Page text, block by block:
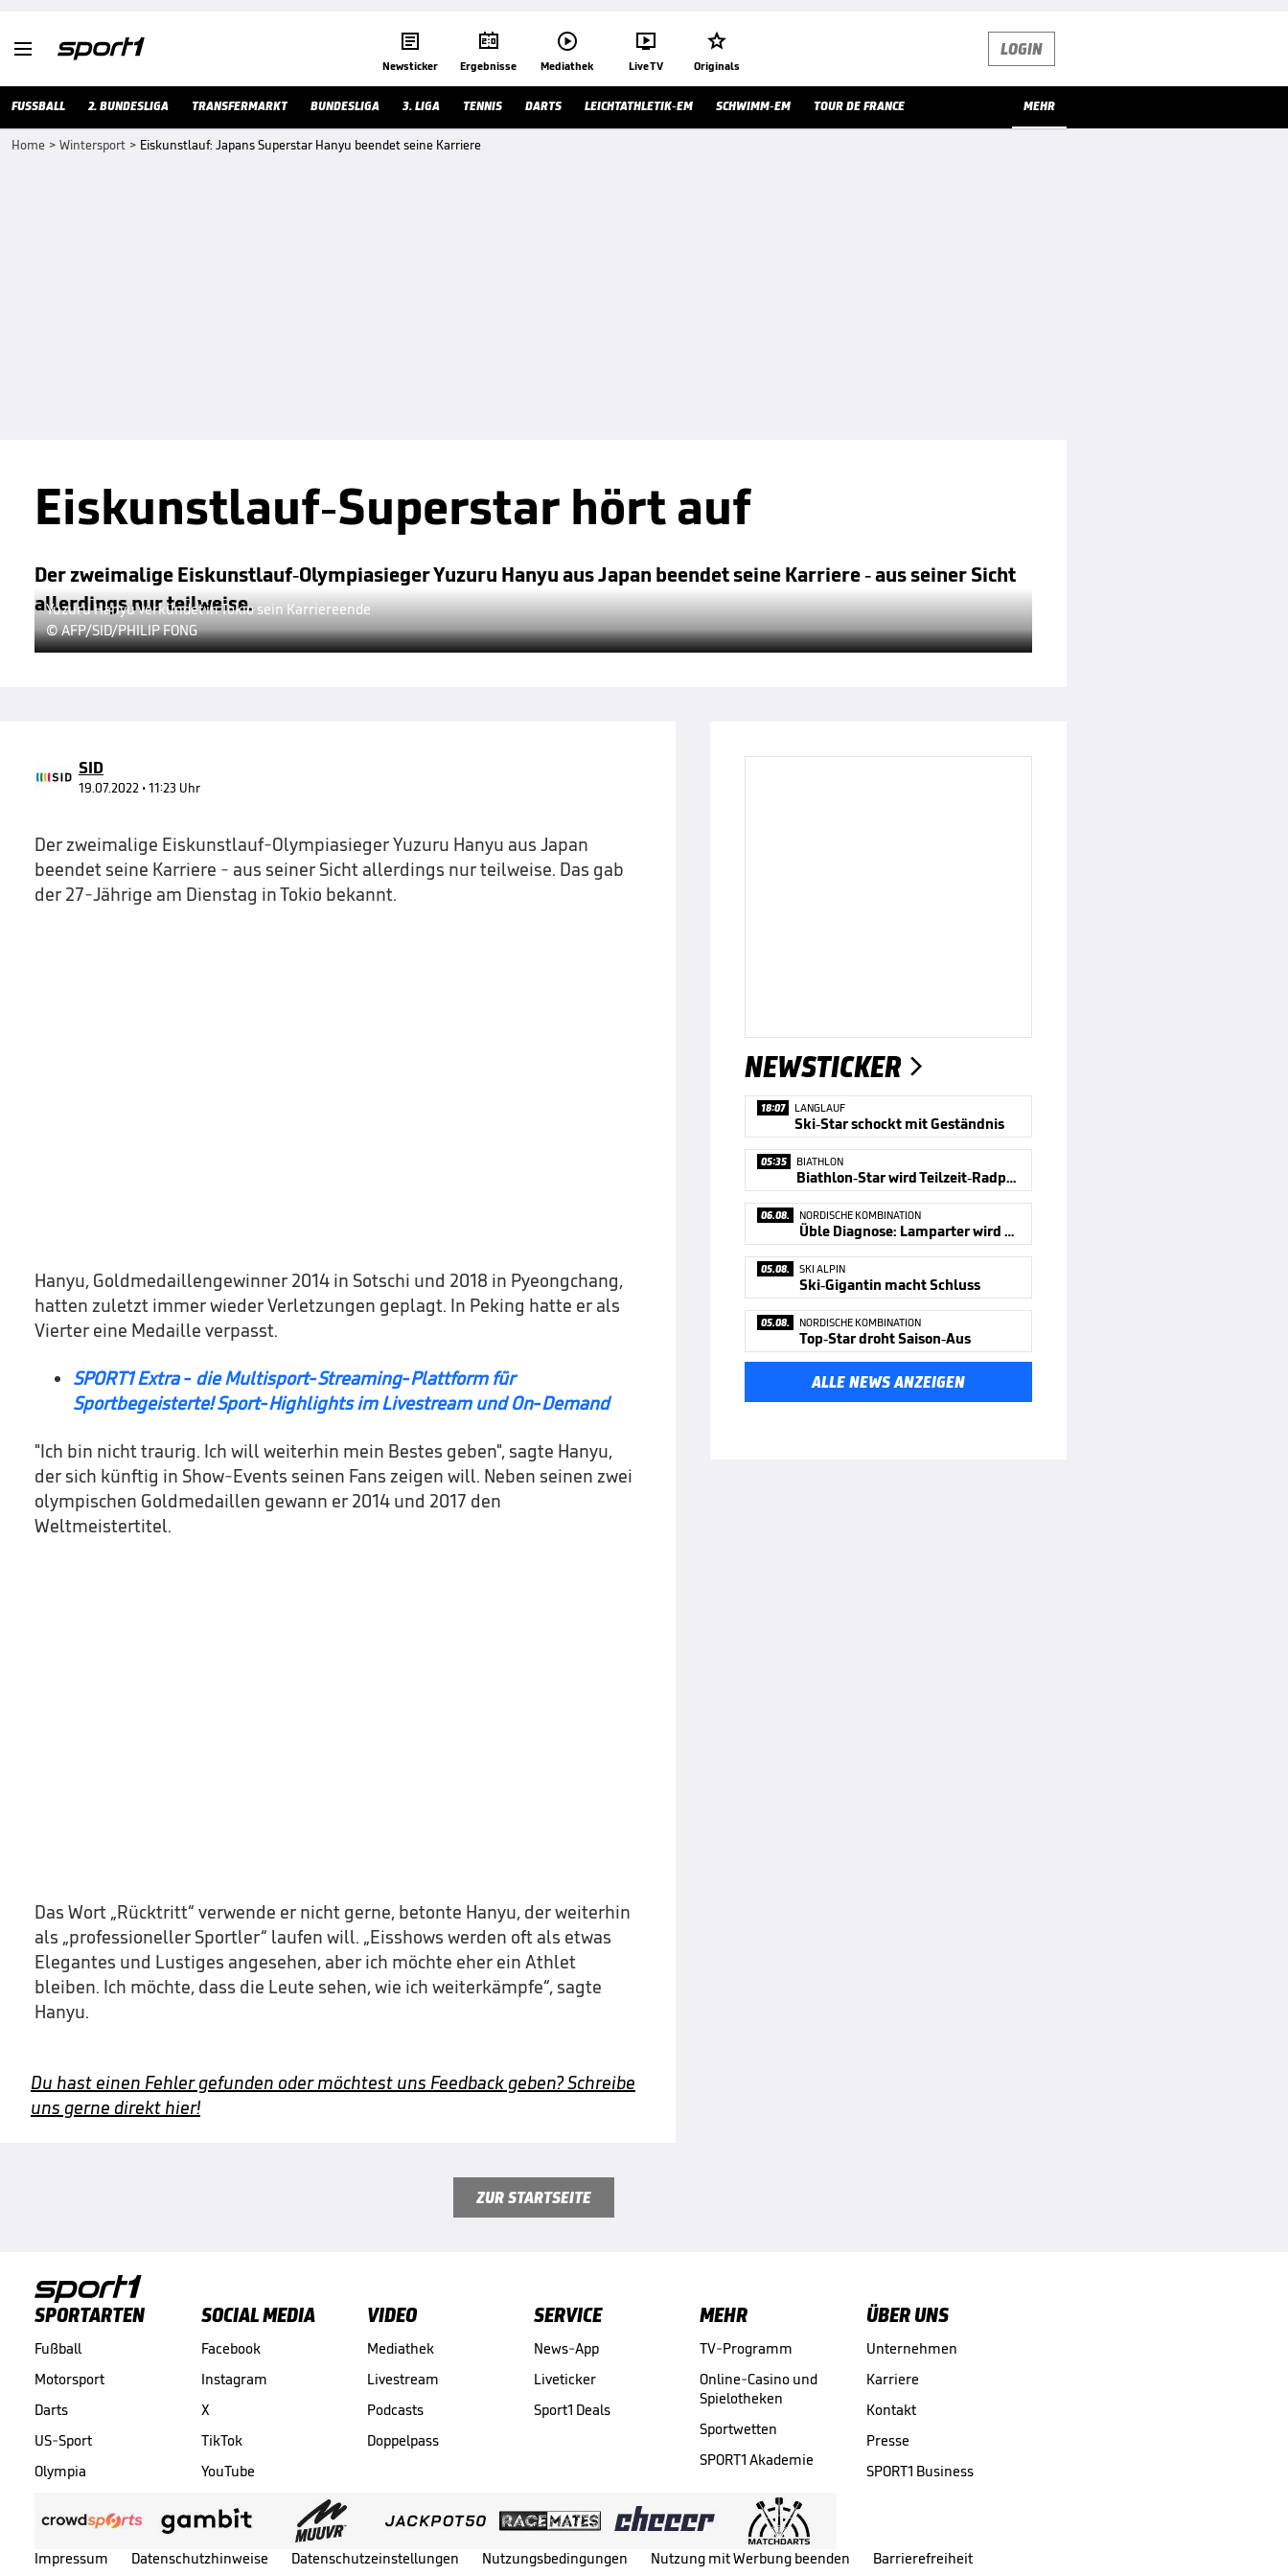
 
Newsticker

Ergebnisse

Mediathek

Live TV

Originals
LOGIN
FUSSBALL 2. BUNDESLIGA TRANSFERMARKT BUNDESLIGA 3. LIGA TENNIS DARTS LEICHTATHLETIK-EM SCHWIMM-EM TOUR DE FRANCE MEHR
Home > Wintersport > Eiskunstlauf: Japans Superstar Hanyu beendet seine Karriere
Eiskunstlauf-Superstar hört auf
Der zweimalige Eiskunstlauf-Olympiasieger Yuzuru Hanyu aus Japan beendet seine Karriere - aus seiner Sicht
allerdings nur teilweise.
Yuzuru Hanyu verkündet in Tokio sein Karriereende
© AFP/SID/PHILIP FONG
SID
19.07.2022 • 11:23 Uhr
Der zweimalige Eiskunstlauf-Olympiasieger Yuzuru Hanyu aus Japan
beendet seine Karriere - aus seiner Sicht allerdings nur teilweise. Das gab
der 27-Jährige am Dienstag in Tokio bekannt.
Hanyu, Goldmedaillengewinner 2014 in Sotschi und 2018 in Pyeongchang,
hatten zuletzt immer wieder Verletzungen geplagt. In Peking hatte er als
Vierter eine Medaille verpasst.
SPORT1 Extra - die Multisport-Streaming-Plattform für
Sportbegeisterte!Sport-Highlights im Livestream und On-Demand
"Ich bin nicht traurig. Ich will weiterhin mein Bestes geben", sagte Hanyu,
der sich künftig in Show-Events seinen Fans zeigen will. Neben seinen zwei
olympischen Goldmedaillen gewann er 2014 und 2017 den
Weltmeistertitel.
Das Wort „Rücktritt“ verwende er nicht gerne, betonte Hanyu, der weiterhin
als „professioneller Sportler“ laufen will. „Eisshows werden oft als etwas
Elegantes und Lustiges angesehen, aber ich möchte eher ein Athlet
bleiben. Ich möchte, dass die Leute sehen, wie ich weiterkämpfe“, sagte
Hanyu.
Du hast einen Fehler gefunden oder möchtest uns Feedback geben? Schreibe
uns gerne direkt hier!
NEWSTICKER 
18:07 LANGLAUF
Ski-Star schockt mit Geständnis
05:35 BIATHLON
Biathlon-Star wird Teilzeit-Radprofi
06.08. NORDISCHE KOMBINATION
Üble Diagnose: Lamparter wird operiert
05.08. SKI ALPIN
Ski-Gigantin macht Schluss
05.08. NORDISCHE KOMBINATION
Top-Star droht Saison-Aus
ALLE NEWS ANZEIGEN
ZUR STARTSEITE
SPORTARTEN
Fußball
Motorsport
Darts
US-Sport
Olympia
SOCIAL MEDIA
Facebook
Instagram
X
TikTok
YouTube
VIDEO
Mediathek
Livestream
Podcasts
Doppelpass
SERVICE
News-App
Liveticker
Sport1 Deals
MEHR
TV-Programm
Online-Casino und
Spielotheken
Sportwetten
SPORT1 Akademie
ÜBER UNS
Unternehmen
Karriere
Kontakt
Presse
SPORT1 Business
Impressum Datenschutzhinweise Datenschutzeinstellungen Nutzungsbedingungen Nutzung mit Werbung beenden Barrierefreiheit